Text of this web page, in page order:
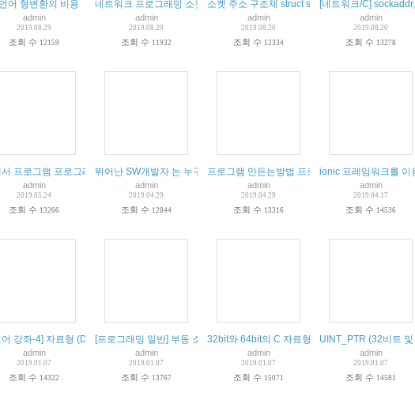
어 형변환의 비용
admin
2019.08.29
조회 수 12159
네트워크 프로그래밍 소켓 주소 구조체 다루기
admin
2019.08.20
조회 수 11932
소켓 주소 구조체 struct sockaddr struct in_addr
admin
2019.08.20
조회 수 12334
[네트워크/C]
admin
2019.08.20
조회 수 13278
프로그램 프로그래밍 쉽게 배우기 온라인 코딩 마음대로해보기 실습 이론
admin
2019.05.24
조회 수 13266
뛰어난 SW개발자 는 누구인가 어디에있는가 어떻게 될수있는가 채용하는 방
admin
2019.04.29
조회 수 12844
프로그램 만든는방법 프로그램 공부
admin
2019.04.29
조회 수 13316
ionic 프레임워크를 이
admin
2019.04.17
조회 수 14536
어 강좌-4] 자료형 (DATATYPE)
admin
2019.01.07
조회 수 14322
[프로그래밍 일반] 부동 소수점의 구조
admin
2019.01.07
조회 수 13767
32bit와 64bit의 C 자료형(Data Type) 크기 차이
admin
2019.01.07
조회 수 15071
UINT_PTR (32비트
admin
2019.01.07
조회 수 14581